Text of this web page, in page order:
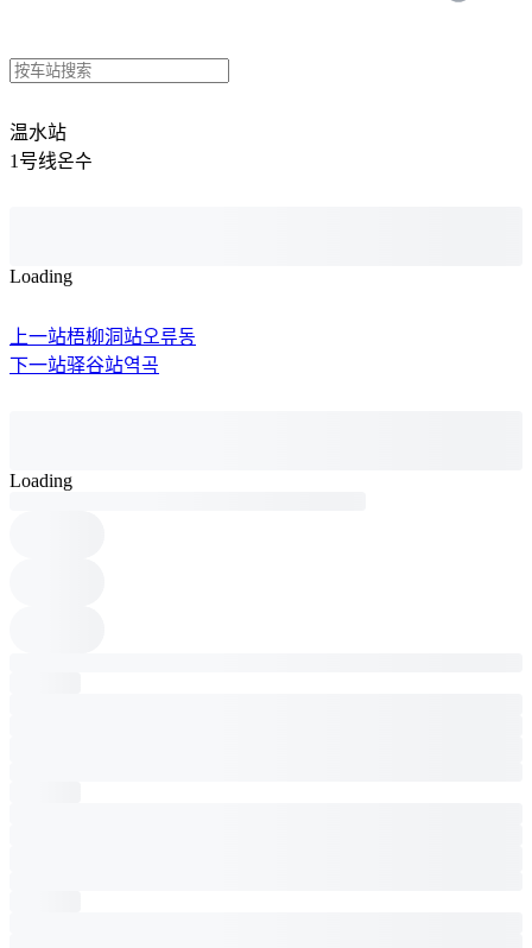
温水站
1号线온수
Loading
上一站梧柳洞站오류동
下一站驿谷站역곡
Loading